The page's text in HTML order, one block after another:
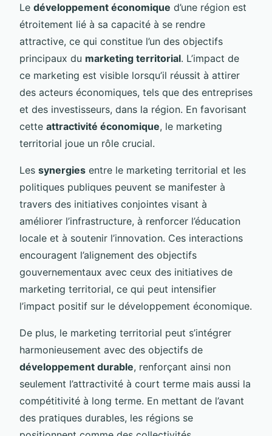
Le développement économique d’une région est
étroitement lié à sa capacité à se rendre
attractive, ce qui constitue l’un des objectifs
principaux du marketing territorial. L’impact de
ce marketing est visible lorsqu’il réussit à attirer
des acteurs économiques, tels que des entreprises
et des investisseurs, dans la région. En favorisant
cette attractivité économique, le marketing
territorial joue un rôle crucial.
Les synergies entre le marketing territorial et les
politiques publiques peuvent se manifester à
travers des initiatives conjointes visant à
améliorer l’infrastructure, à renforcer l’éducation
locale et à soutenir l’innovation. Ces interactions
encouragent l’alignement des objectifs
gouvernementaux avec ceux des initiatives de
marketing territorial, ce qui peut intensifier
l’impact positif sur le développement économique.
De plus, le marketing territorial peut s’intégrer
harmonieusement avec des objectifs de
développement durable, renforçant ainsi non
seulement l’attractivité à court terme mais aussi la
compétitivité à long terme. En mettant de l’avant
des pratiques durables, les régions se